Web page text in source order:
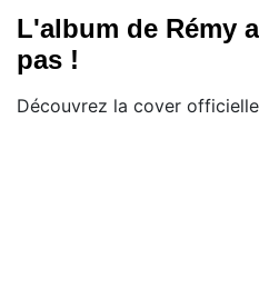
L'album de Rémy
pas !
Découvrez la cover